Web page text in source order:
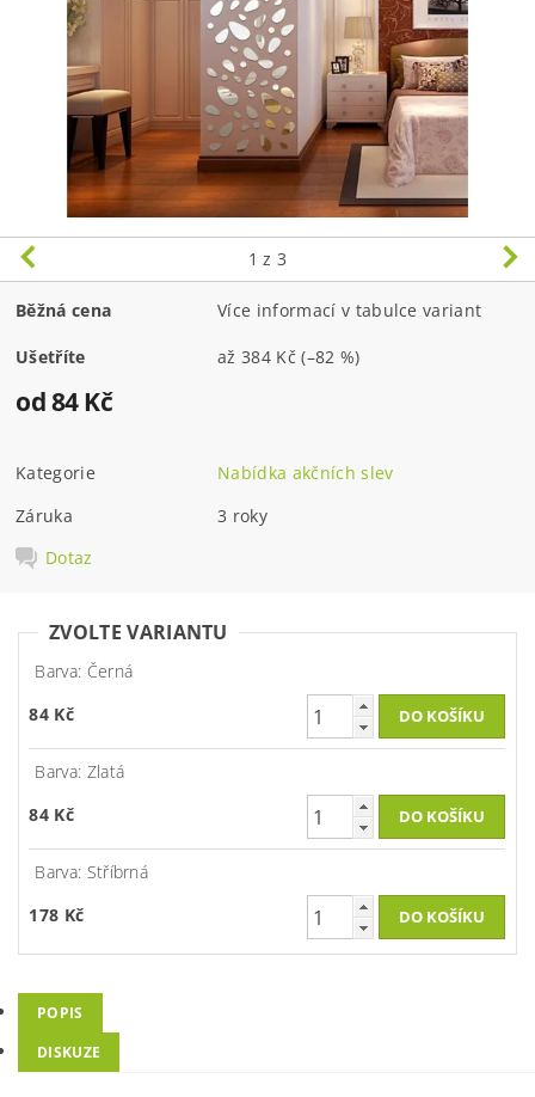
1 z 3
Běžná cena Více informací v tabulce variant
Ušetříte až384 Kč(–82 %)
od 84 Kč
Kategorie
Nabídka akčních slev
Záruka
3 roky
Dotaz
ZVOLTE VARIANTU
Barva: Černá
84 Kč
Barva: Zlatá
84 Kč
Barva: Stříbrná
178 Kč
POPIS
DISKUZE